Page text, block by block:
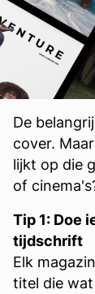
De
cover.
lijkt op die
of
Tip 1: Doe
tijdschrift
Elk
titel die